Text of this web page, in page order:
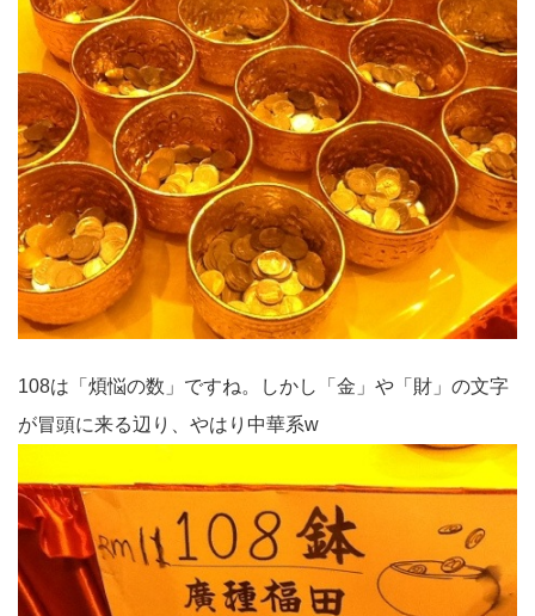
108は「煩悩の数」ですね。しかし「金」や「財」の文字
が冒頭に来る辺り、やはり中華系w